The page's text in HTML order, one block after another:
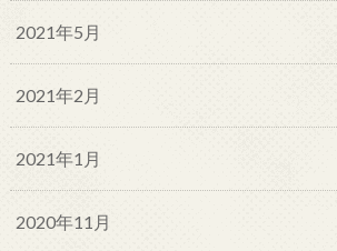
2021年5月
2021年2月
2021年1月
2020年11月